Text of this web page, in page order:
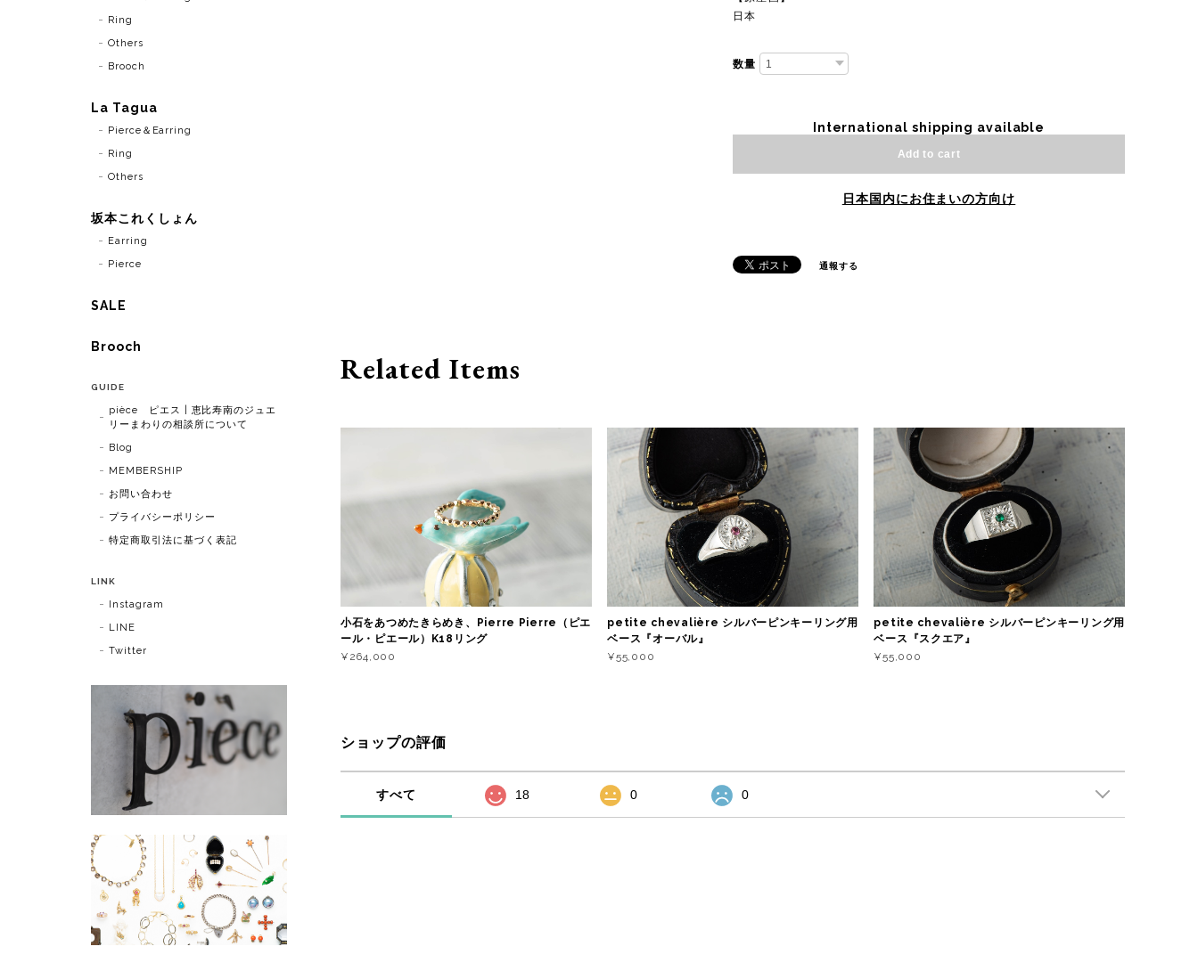
日本
数量
International shipping available
Add to cart
日本国内にお住まいの方向け
通報する
Related Items
小石をあつめたきらめき、Pierre Pierre（ピエ
ール・ピエール）K18リング
¥264,000
petite chevalière シルバーピンキーリング用
ベース『オーバル』
¥55,000
petite chevalière シルバーピンキーリング用
ベース『スクエア』
¥55,000
ショップの評価
すべて 18 0 0
Ring
Others
Brooch
La Tagua
Pierce＆Earring
Ring
Others
坂本これくしょん
Earring
Pierce
SALE
Brooch
GUIDE
pièce ピエス | 恵比寿南のジュエ
リーまわりの相談所について
Blog
MEMBERSHIP
お問い合わせ
プライバシーポリシー
特定商取引法に基づく表記
LINK
Instagram
LINE
Twitter